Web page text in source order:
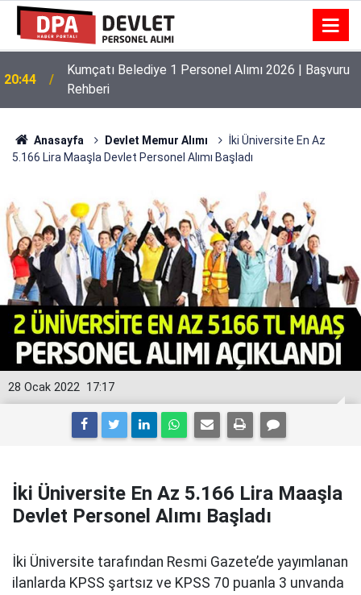
20:44
Kumçatı Belediye 1 Personel Alımı 2026 | Başvuru
Rehberi
Anasayfa Devlet Memur Alımı
İki Üniversite En Az
5.166 Lira Maaşla Devlet Personel Alımı Başladı
17:17
28 Ocak 2022
İki Üniversite En Az 5.166 Lira Maaşla
Devlet Personel Alımı Başladı
İki Üniversite tarafından Resmi Gazete’de yayımlanan
ilanlarda KPSS şartsız ve KPSS 70 puanla 3 unvanda